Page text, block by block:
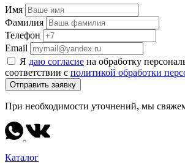
Имя
Фамилия
Телефон
Email
Я даю согласие на обработку
соответствии с политикой обработки
Отправить заявку
При необходимости уточнений, мы
Каталог